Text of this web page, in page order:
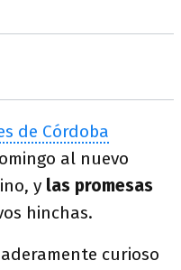
de Córdoba
al nuevo
y las promesas
hinchas.
curioso